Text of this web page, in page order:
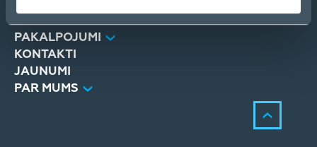
RISINĀJUMI
PAKALPOJUMI
KONTAKTI
JAUNUMI
PAR MUMS